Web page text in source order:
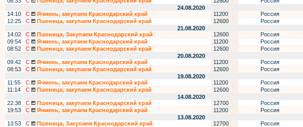
24.08.2020
14:10
С Ячмень, закупаем Краснодарский край 11200 Россия
12:25
С Пшеница, закупаем Краснодарский край 12600 Россия
21.08.2020
14:02
С Пшеница, Закупаем Краснодарский край 12600 Россия
09:54
С Ячмень, закупаем Краснодарский край 11200 Россия
08:52
С Пшеница, закупаем Краснодарский край 12600 Россия
20.08.2020
09:42
С Ячмень, закупаем Краснодарский край 11200 Россия
08:53
С Пшеница, закупаем Краснодарский край 12600 Россия
19.08.2020
11:55
С Ячмень, закупаем Краснодарский край 11200 Россия
11:14
С Пшеница, закупаем Краснодарский край 12600 Россия
14.08.2020
22:38
С Пшеница, закупаем Краснодарский край 12700 Россия
19:53
С Ячмень, закупаем Краснодарский край 11200 Россия
13.08.2020
13:53
С Пшеница, Закупаем Краснодарский край 12700 Россия